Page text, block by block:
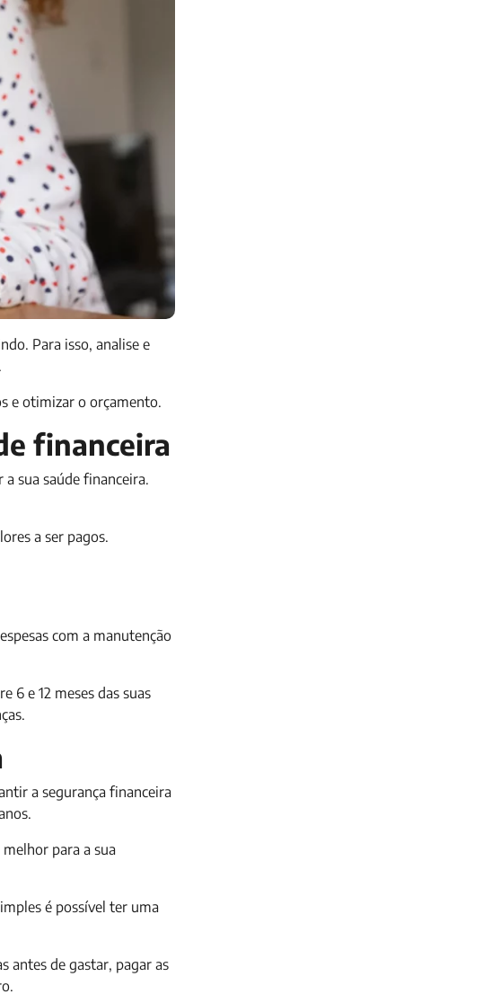
Para isso, analise e
e otimizar o orçamento.
financeira
sua saúde financeira.
a ser pagos.
com a manutenção
6 e 12 meses das suas
a segurança financeira
para a sua
é possível ter uma
antes de gastar, pagar as